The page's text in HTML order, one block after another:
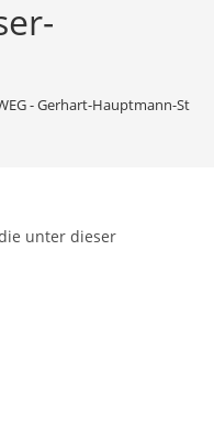
- Gerhart-Hauptmann-Str.
unter dieser